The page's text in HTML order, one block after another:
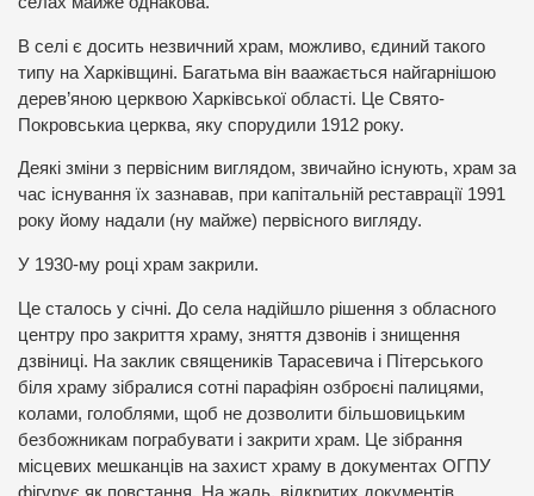
В селі є досить незвичний храм, можливо, єдиний такого
типу на Харківщині. Багатьма він ваажається найгарнішою
дерев’яною церквою Харківської області. Це Свято-
Покровськиа церква, яку спорудили 1912 року.
Деякі зміни з первісним виглядом, звичайно існують, храм за
час існування їх зазнавав, при капітальній реставрації 1991
року йому надали (ну майже) первісного вигляду.
У 1930-му році храм закрили.
Це сталось у січні. До села надійшло рішення з обласного
центру про закриття храму, зняття дзвонів і знищення
дзвіниці. На заклик священиків Тарасевича і Пітерського
біля храму зібралися сотні парафіян озброєні палицями,
колами, голоблями, щоб не дозволити більшовицьким
безбожникам пограбувати і закрити храм. Це зібрання
місцевих мешканців на захист храму в документах ОГПУ
фігурує як повстання. На жаль, відкритих документів